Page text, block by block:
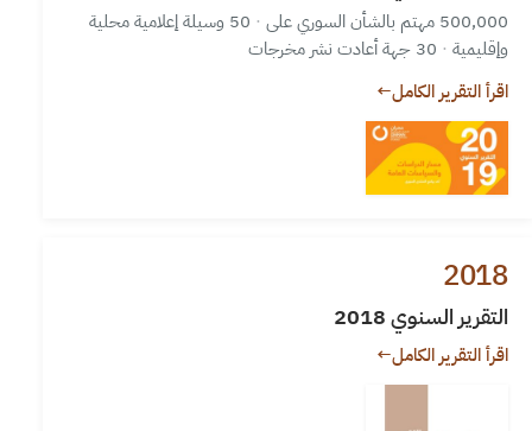
500,000 مهتم بالشأن السوري على ·
50 وسيلة إعلامية محلية
وإقليمية ·
اقرأ التقرير الكامل←
2018
التقرير السنوي 2018
اقرأ التقرير الكامل←